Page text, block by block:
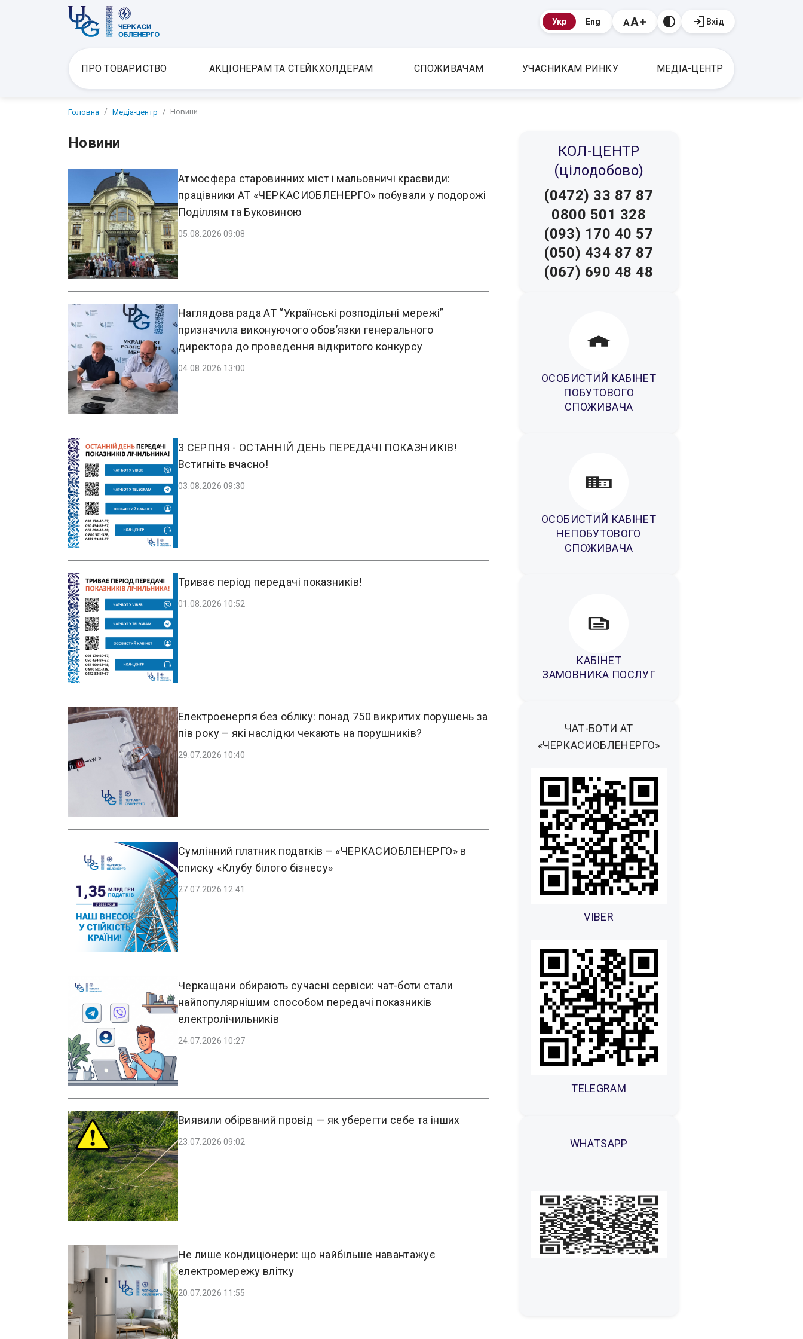
Укр Eng Вхід
ПРО ТОВАРИСТВО АКЦІОНЕРАМ ТА СТЕЙКХОЛДЕРАМ СПОЖИВАЧАМ УЧАСНИКАМ РИНКУ МЕДІА-ЦЕНТР
Головна Медіа-центр Новини
Новини
Атмосфера старовинних міст і мальовничі краєвиди:
працівники АТ «ЧЕРКАСИОБЛЕНЕРГО» побували у подорожі
Поділлям та Буковиною
05.08.2026 09:08
Наглядова рада АТ “Українські розподільні мережі”
призначила виконуючого обов’язки генерального
директора до проведення відкритого конкурсу
04.08.2026 13:00
3 СЕРПНЯ - ОСТАННІЙ ДЕНЬ ПЕРЕДАЧІ ПОКАЗНИКІВ!
Встигніть вчасно!
03.08.2026 09:30
Триває період передачі показників!
01.08.2026 10:52
Електроенергія без обліку: понад 750 викритих порушень за
пів року – які наслідки чекають на порушників?
29.07.2026 10:40
Сумлінний платник податків – «ЧЕРКАСИОБЛЕНЕРГО» в
списку «Клубу білого бізнесу»
27.07.2026 12:41
Черкащани обирають сучасні сервіси: чат-боти стали
найпопулярнішим способом передачі показників
електролічильників
24.07.2026 10:27
Виявили обірваний провід — як уберегти себе та інших
23.07.2026 09:02
Не лише кондиціонери: що найбільше навантажує
електромережу влітку
20.07.2026 11:55
КОЛ-ЦЕНТР
(цілодобово)
(0472) 33 87 87
0800 501 328
(093) 170 40 57
(050) 434 87 87
(067) 690 48 48
ОСОБИСТИЙ КАБІНЕТ
ПОБУТОВОГО
СПОЖИВАЧА
ОСОБИСТИЙ КАБІНЕТ
НЕПОБУТОВОГО
СПОЖИВАЧА
КАБІНЕТ
ЗАМОВНИКА ПОСЛУГ
ЧАТ-БОТИ АТ
«ЧЕРКАСИОБЛЕНЕРГО»
VIBER
TELEGRAM
WHATSAPP